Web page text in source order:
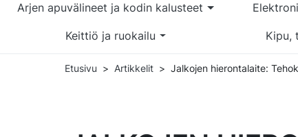
Arjen apuvälineet ja kodin kalusteet
Keittiö ja ruokailu Kipu,
Etusivu Artikkelit Jalkojen hierontalaite: